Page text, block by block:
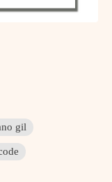
gil